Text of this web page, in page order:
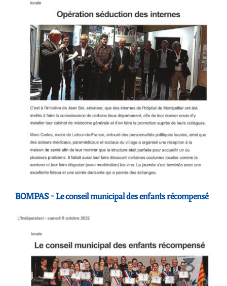
BOMPAS – Le conseil municipal des enfants récompensé